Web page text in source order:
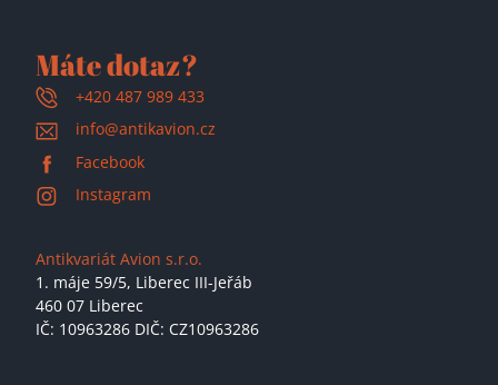
Máte dotaz?
+420 487 989 433
info@antikavion.cz
Facebook
Instagram
Antikvariát Avion s.r.o.
1. máje 59/5, Liberec III-Jeřáb
460 07 Liberec
IČ: 10963286 DIČ: CZ10963286